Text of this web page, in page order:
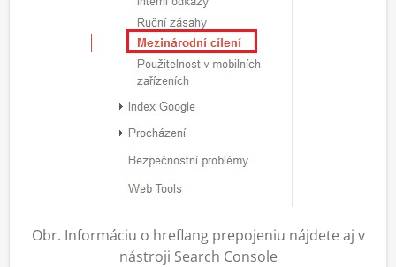
Obr. Informáciu o hreflang prepojeniu nájdete aj v
nástroji Search Console